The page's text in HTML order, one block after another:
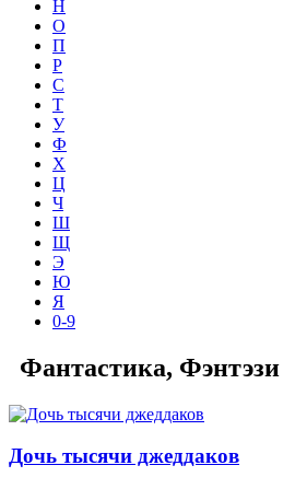
Н
О
П
Р
С
Т
У
Ф
Х
Ц
Ч
Ш
Щ
Э
Ю
Я
0-9
Фантастика, Фэнтэзи
Дочь тысячи джеддаков